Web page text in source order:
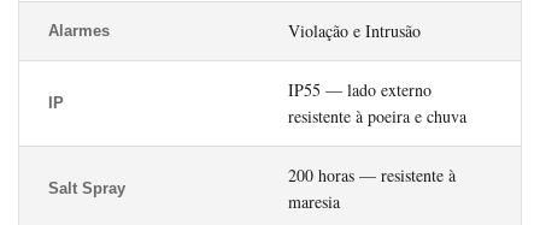
Alarmes Violação e Intrusão
IP
IP55 — lado externo
resistente à poeira e chuva
Salt Spray
200 horas — resistente à
maresia